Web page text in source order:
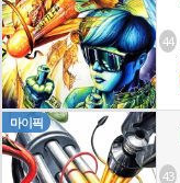
44
마이픽
43